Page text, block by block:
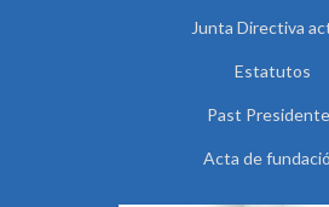
Junta Directiva
Estatutos
Past
Acta de